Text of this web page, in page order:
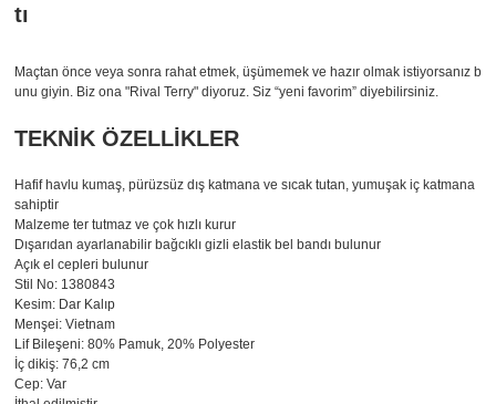
tı
Maçtan önce veya sonra rahat etmek, üşümemek ve hazır olmak istiyorsanız b
unu giyin. Biz ona "Rival Terry" diyoruz. Siz “yeni favorim” diyebilirsiniz.
TEKNİK ÖZELLİKLER
Hafif havlu kumaş, pürüzsüz dış katmana ve sıcak tutan, yumuşak iç katmana
sahiptir
Malzeme ter tutmaz ve çok hızlı kurur
Dışarıdan ayarlanabilir bağcıklı gizli elastik bel bandı bulunur
Açık el cepleri bulunur
Stil No: 1380843
Kesim: Dar Kalıp
Menşei: Vietnam
Lif Bileşeni: 80% Pamuk, 20% Polyester
İç dikiş: 76,2 cm
Cep: Var